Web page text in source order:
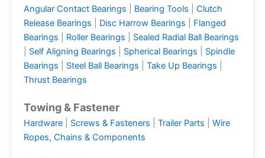
Angular Contact Bearings Bearing Tools
Clutch
Release Bearings
Disc Harrow Bearings
Flanged
Bearings
Roller Bearings
Sealed Radial Ball Bearings
Self Aligning Bearings Spherical Bearings
Spindle
Bearings
Steel Ball Bearings Take Up Bearings
Thrust Bearings
Towing & Fastener
Hardware Screws & Fasteners Trailer Parts
Wire
Ropes, Chains & Components